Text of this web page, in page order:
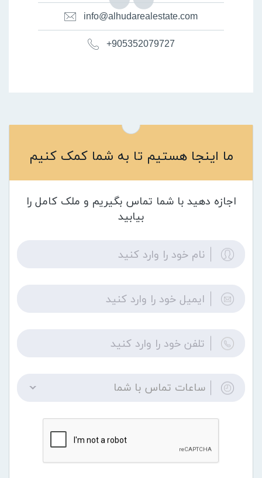
info@alhudarealestate.com
+905352079727
ما اینجا هستیم تا به شما کمک کنیم
اجازه دهید با شما تماس بگیریم و ملک کامل را
بیابید
ساعات تماس با شما